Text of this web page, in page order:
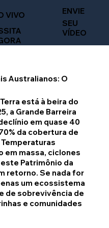
VIVO
SEU
VÍDEO
ENVIE
Australianos: O
está à beira do
a Grande Barreira
em quase 40
da cobertura de
em massa, ciclones
Patrimônio da
retorno. Se nada for
um ecossistema
de sobrevivência de
e comunidades